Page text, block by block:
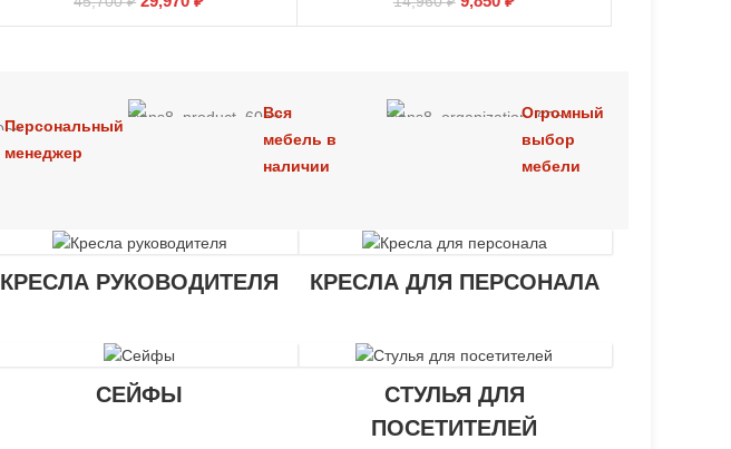
Персональный
менеджер
Вся
мебель в
наличии
Огромный
выбор
мебели
КРЕСЛА РУКОВОДИТЕЛЯ КРЕСЛА ДЛЯ ПЕРСОНАЛА
СЕЙФЫ
СТУЛЬЯ ДЛЯ
ПОСЕТИТЕЛЕЙ